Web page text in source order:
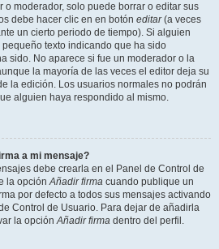
o moderador, solo puede borrar o editar sus
debe hacer clic en en botón editar(a veces
un cierto periodo de tiempo). Si alguien
texto indicando que ha sido
sido. No aparece si fue un moderador o la
la mayoría de las veces el editor deja su
la edición. Los usuarios normales no podrán
alguien haya respondido al mismo.
a mi mensaje?
debe crearla en el Panel de Control de
la opciónAñadir firma cuando publique un
por defecto a todos sus mensajes activando
Control de Usuario. Para dejar de añadirla
la opciónAñadir firma dentro del perfil.